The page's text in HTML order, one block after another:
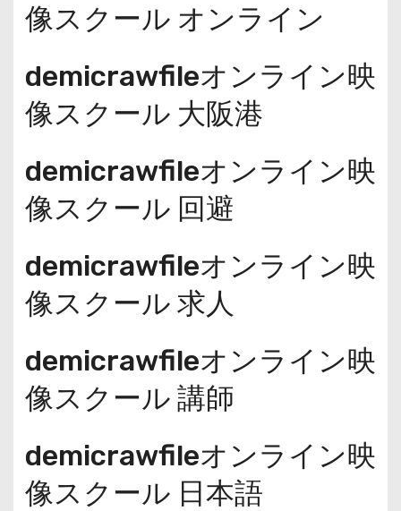
像スクール オンライン
demicrawfileオンライン映
像スクール 大阪港
demicrawfileオンライン映
像スクール 回避
demicrawfileオンライン映
像スクール 求人
demicrawfileオンライン映
像スクール 講師
demicrawfileオンライン映
像スクール 日本語